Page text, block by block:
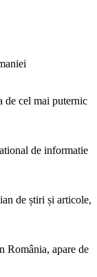
de cel mai puternic
de informatie
de știri și articole,
România, apare de